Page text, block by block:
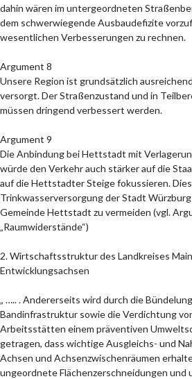
dahin wären im untergeordneten
dem schwerwiegende Ausbaudefizite
wesentlichen Verbesserungen zu rechnen.
Argument 8
Unsere Region ist grundsätzlich
versorgt. Der Straßenzustand und in
müssen dringend verbessert werden.
Argument 9
Die Anbindung bei Hettstadt mit
würde den Verkehr auch stärker auf die
auf die Hettstadter Steige fokussieren.
Trinkwasserversorgung der Stadt
Gemeinde Hettstadt zu vermeiden (vgl.
„Raumwiderstände“)
2. Wirtschaftsstruktur des Landkreises
Entwicklungsachsen
„ ….. . Andererseits wird durch die
Bandinfrastruktur sowie die Verdichtung
Arbeitsstätten einem präventiven
getragen, dass wichtige Ausgleichs- und
Achsen und Achsenzwischenräumen
ungeordnete Flächenzerschneidungen und